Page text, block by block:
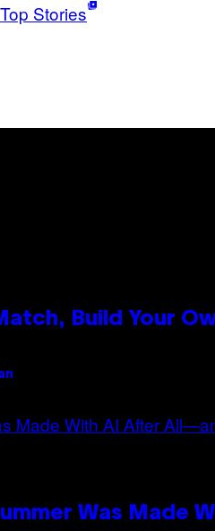
Stories
Build Your
Was